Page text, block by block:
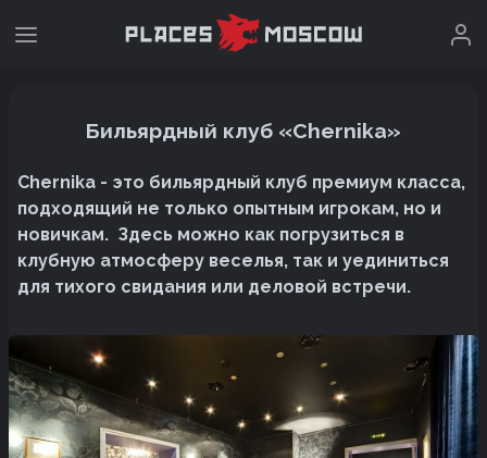
Бильярдный клуб «Chernika»
Chernika - это бильярдный клуб премиум класса,
подходящий не только опытным игрокам, но и
новичкам. Здесь можно как погрузиться в
клубную атмосферу веселья, так и уединиться
для тихого свидания или деловой встречи.